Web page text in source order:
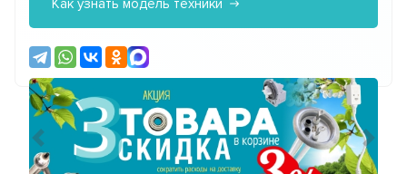
Как узнать модель техники
Предыдущий